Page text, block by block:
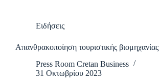
Ειδήσεις
Απανθρακοποίηση τουριστικής βιομηχανίας
Press Room Cretan Business
31 Οκτωβρίου 2023